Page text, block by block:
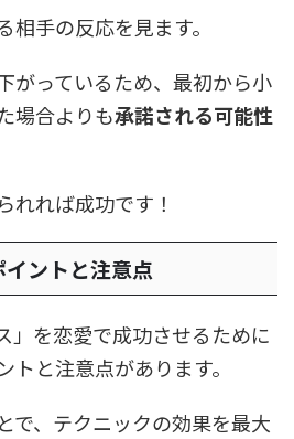
手の反応を見ます。
がっているため、最初から小
場合よりも承諾される可能性
れれば成功です！
ントと注意点
」を恋愛で成功させるために
トと注意点があります。
で、テクニックの効果を最大